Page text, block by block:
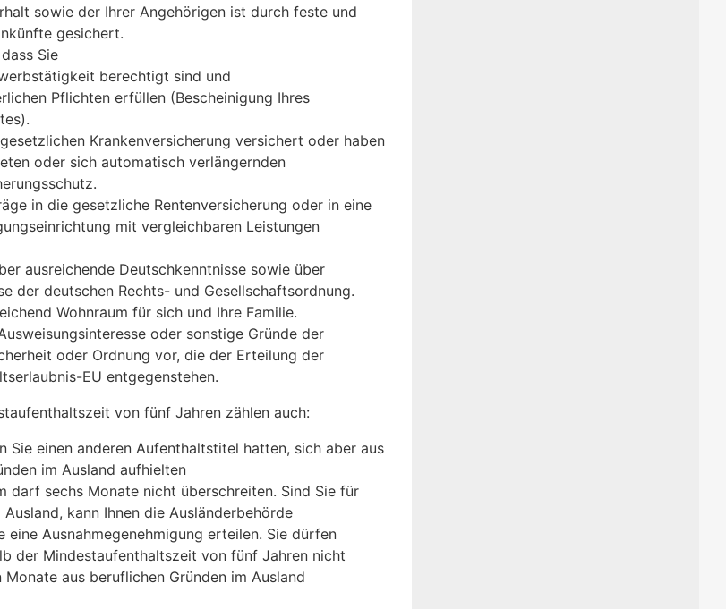
sowie der Ihrer Angehörigen ist durch feste und
gesichert.
Sie
berechtigt sind und
Pflichten erfüllen (Bescheinigung Ihres
Krankenversicherung versichert oder haben
oder sich automatisch verlängernden
in die gesetzliche Rentenversicherung oder in eine
mit vergleichbaren Leistungen
ausreichende Deutschkenntnisse sowie über
der deutschen Rechts- und Gesellschaftsordnung.
Wohnraum für sich und Ihre Familie.
oder sonstige Gründe der
oder Ordnung vor, die der Erteilung der
EU entgegenstehen.
von fünf Jahren zählen auch:
Sie einen anderen Aufenthaltstitel hatten, sich aber aus
im Ausland aufhielten
darf sechs Monate nicht überschreiten. Sind Sie für
kann Ihnen die Ausländerbehörde
eine Ausnahmegenehmigung erteilen. Sie dürfen
der Mindestaufenthaltszeit von fünf Jahren nicht
Monate aus beruflichen Gründen im Ausland